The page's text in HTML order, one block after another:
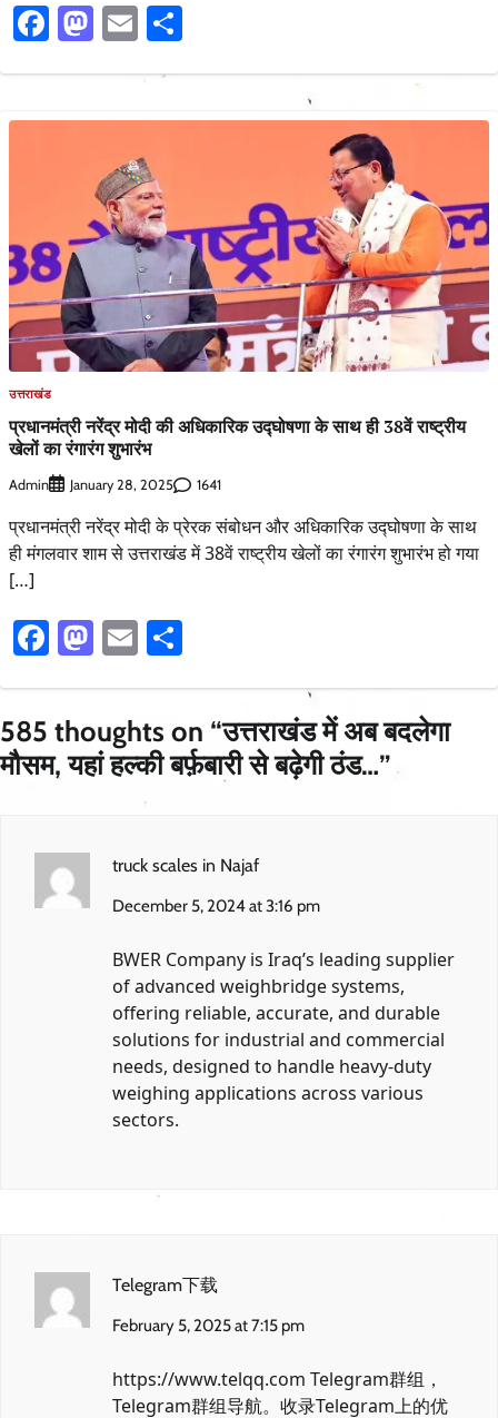
Facebook
Mastodon
Email
उत्तराखंड
प्रधानमंत्री नरेंद्र मोदी की अधिकारिक उद्घोषणा के साथ ही 38वें राष्ट्रीय
खेलों का रंगारंग शुभारंभ
Admin January 28, 2025 1641
प्रधानमंत्री नरेंद्र मोदी के प्रेरक संबोधन और अधिकारिक उद्घोषणा के साथ
ही मंगलवार शाम से उत्तराखंड में 38वें राष्ट्रीय खेलों का रंगारंग शुभारंभ हो गया
[…]
Facebook
Mastodon
Email
585 thoughts on “उत्तराखंड में अब बदलेगा
मौसम, यहां हल्की बर्फ़बारी से बढ़ेगी ठंड…”
truck scales in Najaf
December 5, 2024 at 3:16 pm
BWER Company is Iraq’s leading supplier
of advanced weighbridge systems,
offering reliable, accurate, and durable
solutions for industrial and commercial
needs, designed to handle heavy-duty
weighing applications across various
sectors.
Telegram下载
February 5, 2025 at 7:15 pm
https://www.telqq.com Telegram群组，
Telegram群组导航。收录Telegram上的优